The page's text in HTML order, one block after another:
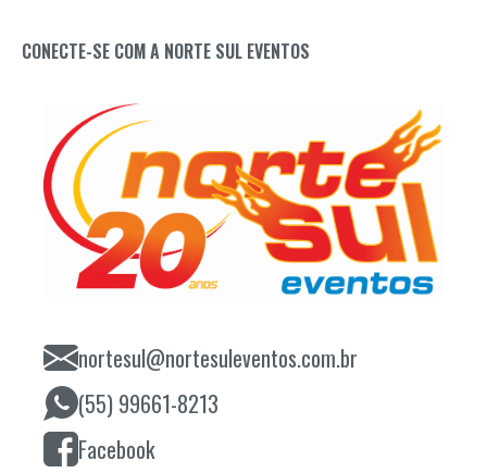
CONECTE-SE COM A NORTE SUL EVENTOS
nortesul@nortesuleventos.com.br
(55) 99661-8213
Facebook